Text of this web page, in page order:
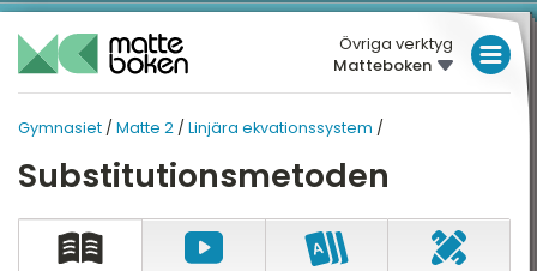
Övriga verktyg
Matteboken
Gymnasiet / Matte 2 / Linjära ekvationssystem /
Substitutionsmetoden
LÅGSTADIET
MELLANSTADIET
HÖGSTADIET
GYMNASIET
Översikt
GYMNASIET
MATTE 2
Översikt